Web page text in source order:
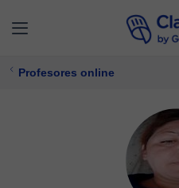
Profesores online